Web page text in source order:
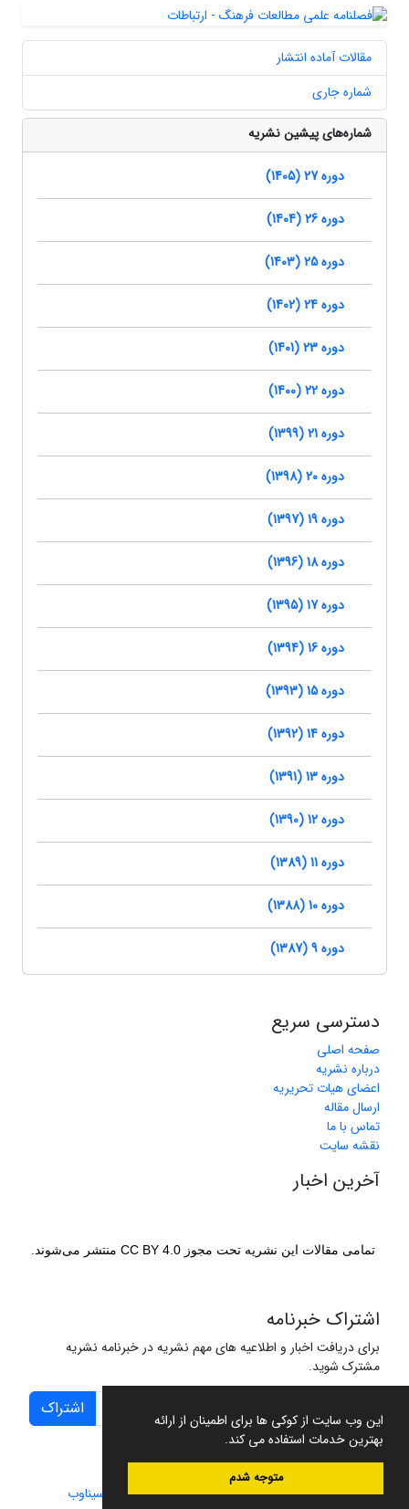
این وب سایت از کوکی ها برای اطمینان از ارائه
بهترین خدمات استفاده می کند.
متوجه شدم
مقالات آماده انتشار
شماره جاری
شماره‌های پیشین نشریه
دوره 27 (1405)
دوره 26 (1404)
دوره 25 (1403)
دوره 24 (1402)
دوره 23 (1401)
دوره 22 (1400)
دوره 21 (1399)
دوره 20 (1398)
دوره 19 (1397)
دوره 18 (1396)
دوره 17 (1395)
دوره 16 (1394)
دوره 15 (1393)
دوره 14 (1392)
دوره 13 (1391)
دوره 12 (1390)
دوره 11 (1389)
دوره 10 (1388)
دوره 9 (1387)
دسترسی سریع
صفحه اصلی
درباره نشریه
اعضای هیات تحریریه
ارسال مقاله
تماس با ما
نقشه سایت
آخرین اخبار
تمامی مقالات این نشریه تحت مجوز CC BY 4.0 منتشر می‌شوند.
اشتراک خبرنامه
برای دریافت اخبار و اطلاعیه های مهم نشریه در خبرنامه نشریه
مشترک شوید.
اشتراک
سامانه مدیریت نشریات علمی.طراحی و پیاده سازی از سیناوب